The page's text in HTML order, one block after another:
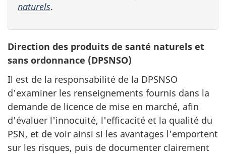
naturels.
Direction des produits de santé naturels et
sans ordonnance (DPSNSO)
Il est de la responsabilité de la DPSNSO
d'examiner les renseignements fournis dans la
demande de licence de mise en marché, afin
d'évaluer l'innocuité, l'efficacité et la qualité du
PSN, et de voir ainsi si les avantages l'emportent
sur les risques, puis de documenter clairement